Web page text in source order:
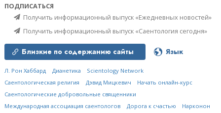
ПОДПИСАТЬСЯ
Получить информационный выпуск «Ежедневных новостей»
Получить информационный выпуск «Саентология сегодня»
Близкие по содержанию сайты Язык
Л. Рон Хаббард Дианетика
Scientology Network
Саентологическая религия
Дэвид Мицкевич
Начать онлайн-курс
Саентологические добровольные священники
Международная ассоциация саентологов
Дорога к счастью
Нарконон